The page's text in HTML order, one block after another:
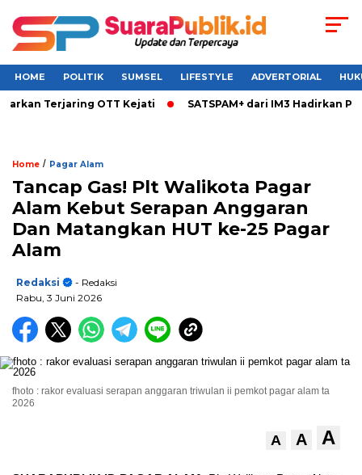
HOME POLITIK SUMSEL LIFESTYLE ADVERTORIAL
Terjaring OTT Kejati SATSPAM+ dari IM3 Hadirkan
Home / Pagar Alam
Tancap Gas! Plt Walikota Pagar
Alam Kebut Serapan Anggaran
Dan Matangkan HUT ke-25 Pagar
Alam
Redaksi
- Redaksi
Rabu, 3 Juni 2026
fhoto : rakor evaluasi serapan anggaran triwulan ii pemkot pagar alam ta
2026
A A A